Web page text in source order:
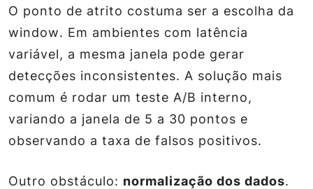
O ponto de atrito costuma ser a escolha da
window. Em ambientes com latência
variável, a mesma janela pode gerar
detecções inconsistentes. A solução mais
comum é rodar um teste A/B interno,
variando a janela de 5 a 30 pontos e
observando a taxa de falsos positivos.
Outro obstáculo: normalização dos dados.